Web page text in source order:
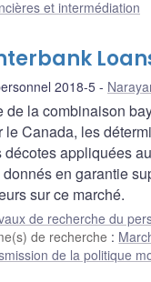
et intermédiation
2018-5
de la combinaison
Canada, les
appliquées
en garantie
sur ce marché.
de recherche du
de recherche :
de la politique